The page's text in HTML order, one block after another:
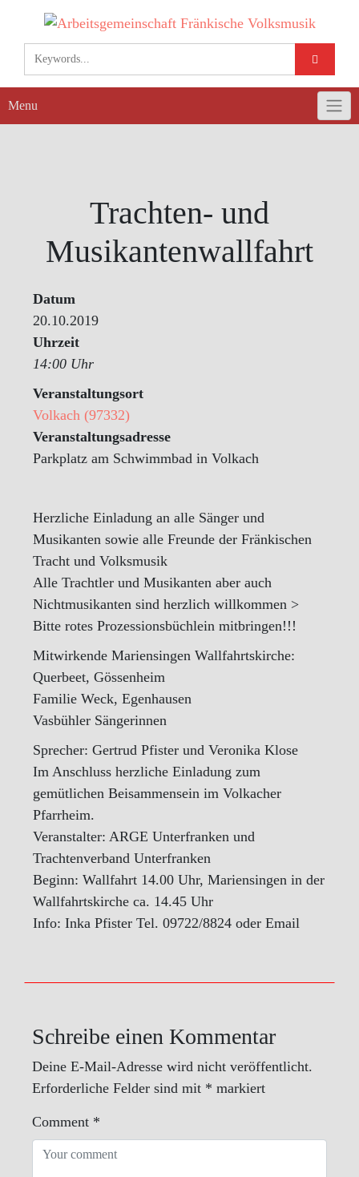
content
Menu
Trachten- und
Musikantenwallfahrt
Datum
20.10.2019
Uhrzeit
14:00 Uhr
Veranstaltungsort
Volkach (97332)
Veranstaltungsadresse
Parkplatz am Schwimmbad in Volkach
Herzliche Einladung an alle Sänger und
Musikanten sowie alle Freunde der Fränkischen
Tracht und Volksmusik
Alle Trachtler und Musikanten aber auch
Nichtmusikanten sind herzlich willkommen >
Bitte rotes Prozessionsbüchlein mitbringen!!!
Mitwirkende Mariensingen Wallfahrtskirche:
Querbeet, Gössenheim
Familie Weck, Egenhausen
Vasbühler Sängerinnen
Sprecher: Gertrud Pfister und Veronika Klose
Im Anschluss herzliche Einladung zum
gemütlichen Beisammensein im Volkacher
Pfarrheim.
Veranstalter: ARGE Unterfranken und
Trachtenverband Unterfranken
Beginn: Wallfahrt 14.00 Uhr, Mariensingen in der
Wallfahrtskirche ca. 14.45 Uhr
Info: Inka Pfister Tel. 09722/8824 oder Email
Schreibe einen Kommentar
Deine E-Mail-Adresse wird nicht veröffentlicht.
Erforderliche Felder sind mit * markiert
Comment *